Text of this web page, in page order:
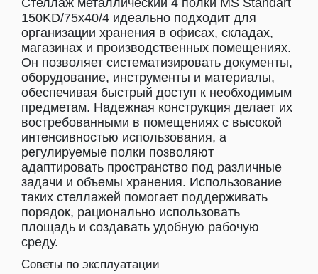
Стеллаж металлический 4 полки MS Standart
150KD/75x40/4 идеально подходит для
организации хранения в офисах, складах,
магазинах и производственных помещениях.
Он позволяет систематизировать документы,
оборудование, инструменты и материалы,
обеспечивая быстрый доступ к необходимым
предметам. Надежная конструкция делает их
востребованными в помещениях с высокой
интенсивностью использования, а
регулируемые полки позволяют
адаптировать пространство под различные
задачи и объемы хранения. Использование
таких стеллажей помогает поддерживать
порядок, рационально использовать
площадь и создавать удобную рабочую
среду.
Советы по эксплуатации